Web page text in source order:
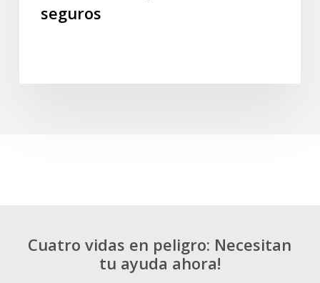
seguros
Cuatro vidas en peligro: Necesitan
tu ayuda ahora!